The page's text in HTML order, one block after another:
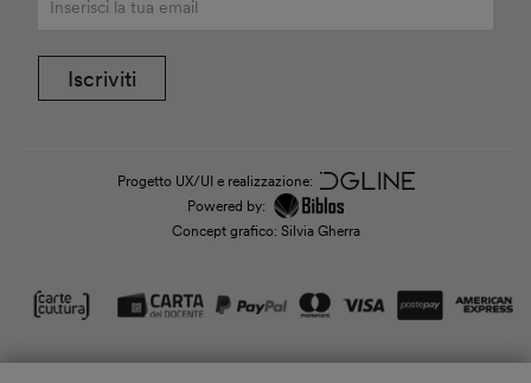
Iscriviti
Progetto UX/UI e realizzazione:
Powered by:
Concept grafico: Silvia Gherra